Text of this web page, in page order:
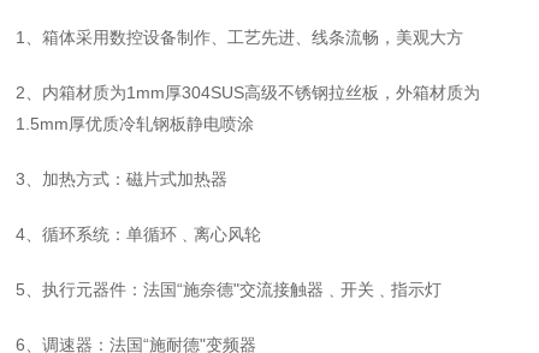
1、箱体采用数控设备制作、工艺先进、线条流畅，美观大方
2、内箱材质为1mm厚304SUS高级不锈钢拉丝板，外箱材质为
1.5mm厚优质冷轧钢板静电喷涂
3、加热方式：磁片式加热器
4、循环系统：单循环﹑离心风轮
5、执行元器件：法国“施奈德"交流接触器﹑开关﹑指示灯
6、调速器：法国“施耐德"变频器